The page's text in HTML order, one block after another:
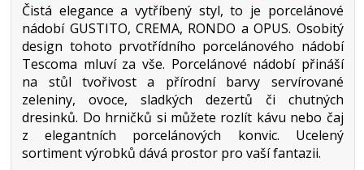
Čistá elegance a vytříbený styl, to je porcelánové
nádobí GUSTITO, CREMA, RONDO a OPUS. Osobitý
design tohoto prvotřídního porcelánového nádobí
Tescoma mluví za vše. Porcelánové nádobí přináší
na stůl tvořivost a přírodní barvy servírované
zeleniny, ovoce, sladkých dezertů či chutných
dresinků. Do hrničků si můžete rozlít kávu nebo čaj
z elegantních porcelánových konvic. Ucelený
sortiment výrobků dává prostor pro vaší fantazii.